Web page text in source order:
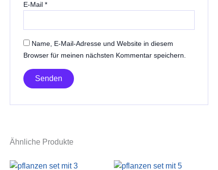
E-Mail *
Name, E-Mail-Adresse und Website in diesem
Browser für meinen nächsten Kommentar speichern.
Ähnliche Produkte